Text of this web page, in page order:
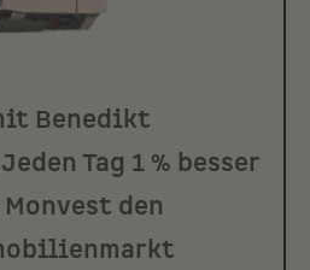
Benedikt
Tag 1 % besser
den